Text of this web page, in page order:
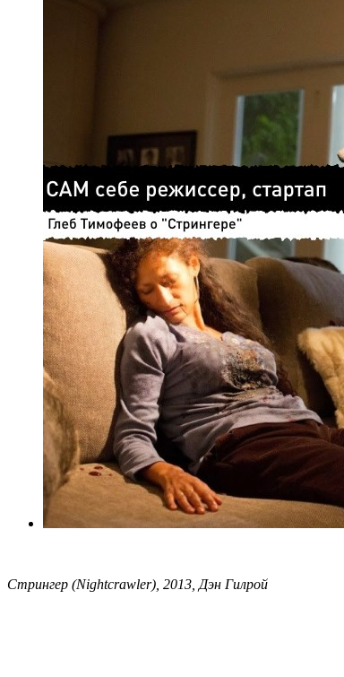
Стрингер (Nightcrawler), 2013, Дэн Гилрой